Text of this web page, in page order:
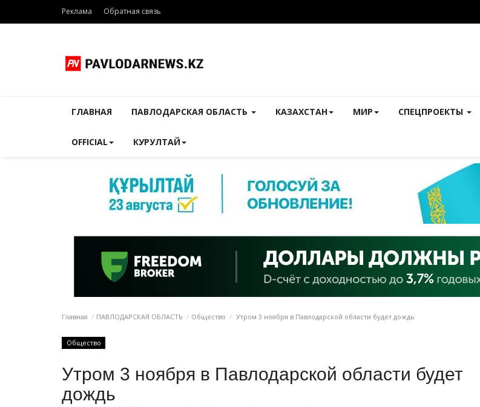
Реклама Обратная связь
ГЛАВНАЯ ПАВЛОДАРСКАЯ ОБЛАСТЬ КАЗАХСТАН МИР СПЕЦПРОЕКТЫ
OFFICIAL КУРУЛТАЙ
Главная ПАВЛОДАРСКАЯ ОБЛАСТЬ Общество Утром 3 ноября в Павлодарской области будет дождь
Общество
Утром 3 ноября в Павлодарской области будет
дождь